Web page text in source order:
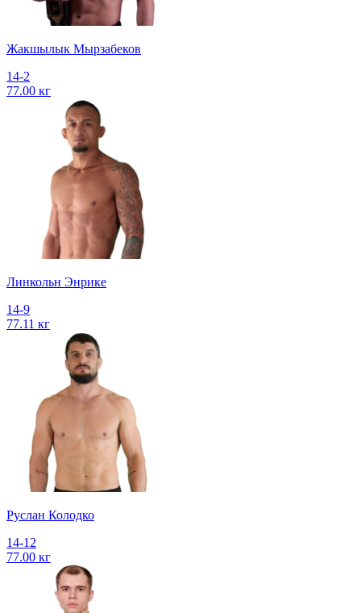
Жакшылык Мырзабеков
14-2
77.00 кг
Линкольн Энрике
14-9
77.11 кг
Руслан Колодко
14-12
77.00 кг